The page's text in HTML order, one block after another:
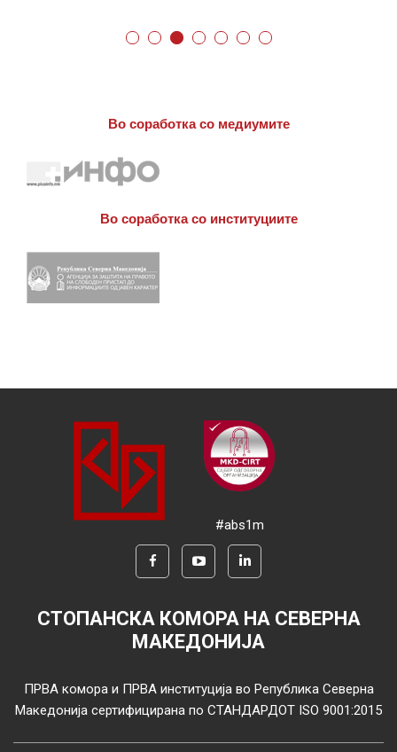
Во соработка со медиумите
Во соработка со институциите
#abs1m
СТОПАНСКА КОМОРА НА СЕВЕРНА
МАКЕДОНИЈА
ПРВА комора и ПРВА институција во Република Северна
Македонија сертифицирана по СТАНДАРДОТ ISO 9001:2015